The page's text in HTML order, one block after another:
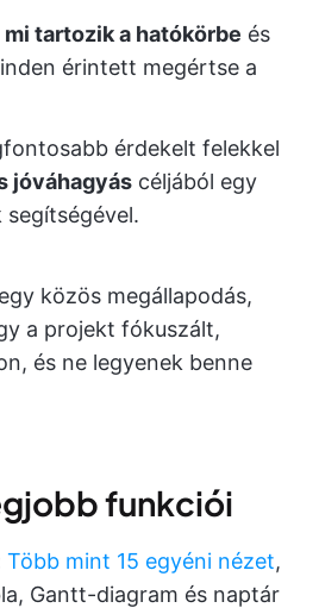
mi tartozik a hatókörbe és
érintett megértse a
érdekelt felekkel
jóváhagyás céljából egy
közös megállapodás,
a projekt fókuszált,
és ne legyenek benne
funkciói
Több mint 15 egyéni nézet,
Gantt-diagram és naptár